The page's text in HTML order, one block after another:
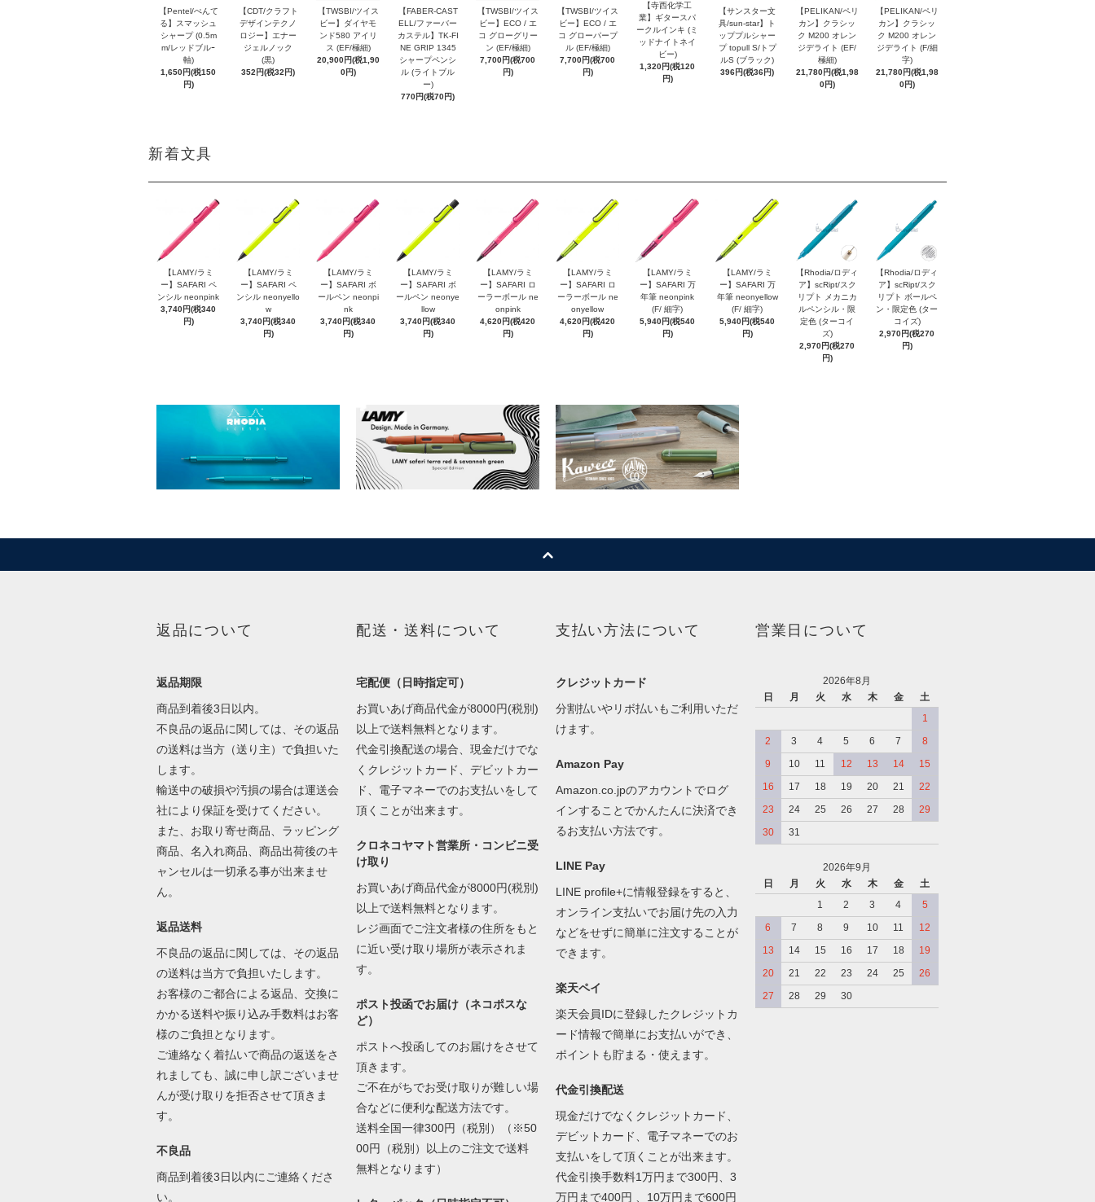
【Pentel/ぺんて
る】スマッシュ
シャープ (0.5m
m/レッドブルｰ
軸)
1,650円(税150
円)
【CDT/クラフト
デザインテクノ
ロジー】エナー
ジェルノック
(黒)
352円(税32円)
【TWSBI/ツイス
ビー】ダイヤモ
ンド580 アイリ
ス (EF/極細)
20,900円(税1,90
0円)
【FABER-CAST
ELL/ファーバー
カステル】TK-FI
NE GRIP 1345
シャープペンシ
ル (ライトブル
ー)
770円(税70円)
【TWSBI/ツイス
ビー】ECO / エ
コ グローグリー
ン (EF/極細)
7,700円(税700
円)
【TWSBI/ツイス
ビー】ECO / エ
コ グローパープ
ル (EF/極細)
7,700円(税700
円)
【寺西化学工
業】ギタースパ
ークルインキ (ミ
ッドナイトネイ
ビー)
1,320円(税120
円)
【サンスター文
具/sun-star】ト
ッププルシャー
プ topull S/トプ
ルS (ブラック)
396円(税36円)
【PELIKAN/ペリ
カン】クラシッ
ク M200 オレン
ジデライト (EF/
極細)
21,780円(税1,98
0円)
【PELIKAN/ペリ
カン】クラシッ
ク M200 オレン
ジデライト (F/細
字)
21,780円(税1,98
0円)
新着文具
【LAMY/ラミ
ー】SAFARI ペ
ンシル neonpink
3,740円(税340
円)
【LAMY/ラミ
ー】SAFARI ペ
ンシル neonyello
w
3,740円(税340
円)
【LAMY/ラミ
ー】SAFARI ボ
ールペン neonpi
nk
3,740円(税340
円)
【LAMY/ラミ
ー】SAFARI ボ
ールペン neonye
llow
3,740円(税340
円)
【LAMY/ラミ
ー】SAFARI ロ
ーラーボール ne
onpink
4,620円(税420
円)
【LAMY/ラミ
ー】SAFARI ロ
ーラーボール ne
onyellow
4,620円(税420
円)
【LAMY/ラミ
ー】SAFARI 万
年筆 neonpink
(F/ 細字)
5,940円(税540
円)
【LAMY/ラミ
ー】SAFARI 万
年筆 neonyellow
(F/ 細字)
5,940円(税540
円)
【Rhodia/ロディ
ア】scRipt/スク
リプト メカニカ
ルペンシル・限
定色 (ターコイ
ズ)
2,970円(税270
円)
【Rhodia/ロディ
ア】scRipt/スク
リプト ボールペ
ン・限定色 (ター
コイズ)
2,970円(税270
円)
返品について
返品期限
商品到着後3日以内。
不良品の返品に関しては、その返品
の送料は当方（送り主）で負担いた
します。
輸送中の破損や汚損の場合は運送会
社により保証を受けてください。
また、お取り寄せ商品、ラッピング
商品、名入れ商品、商品出荷後のキ
ャンセルは一切承る事が出来ませ
ん。
返品送料
不良品の返品に関しては、その返品
の送料は当方で負担いたします。
お客様のご都合による返品、交換に
かかる送料や振り込み手数料はお客
様のご負担となります。
ご連絡なく着払いで商品の返送をさ
れましても、誠に申し訳ございませ
んが受け取りを拒否させて頂きま
す。
不良品
商品到着後3日以内にご連絡くださ
い。
配送・送料について
宅配便（日時指定可）
お買いあげ商品代金が8000円(税別)
以上で送料無料となります。
代金引換配送の場合、現金だけでな
くクレジットカード、デビットカー
ド、電子マネーでのお支払いをして
頂くことが出来ます。
クロネコヤマト営業所・コンビニ受
け取り
お買いあげ商品代金が8000円(税別)
以上で送料無料となります。
レジ画面でご注文者様の住所をもと
に近い受け取り場所が表示されま
す。
ポスト投函でお届け（ネコポスな
ど）
ポストへ投函してのお届けをさせて
頂きます。
ご不在がちでお受け取りが難しい場
合などに便利な配送方法です。
送料全国一律300円（税別）（※50
00円（税別）以上のご注文で送料
無料となります）
支払い方法について
クレジットカード
分割払いやリボ払いもご利用いただ
けます。
Amazon Pay
Amazon.co.jpのアカウントでログ
インすることでかんたんに決済でき
るお支払い方法です。
LINE Pay
LINE profile+に情報登録をすると、
オンライン支払いでお届け先の入力
などをせずに簡単に注文することが
できます。
楽天ペイ
楽天会員IDに登録したクレジットカ
ード情報で簡単にお支払いができ、
ポイントも貯まる・使えます。
代金引換配送
現金だけでなくクレジットカード、
デビットカード、電子マネーでのお
支払いをして頂くことが出来ます。
代金引換手数料1万円まで300円、3
万円まで400円 、10万円まで600円
営業日について
2026年8月
日
月 火 水 木 金
土
1
2
3 4 5 6 7
8
9
10 11 12 13 14
15
16
17 18 19 20 21
22
23
24 25 26 27 28
29
30
31
2026年9月
日
月 火 水 木 金
土
1
2 3 4
5
6
7 8 9 10 11
12
13
14 15 16 17 18
19
20
21 22 23 24 25
26
27
28 29 30